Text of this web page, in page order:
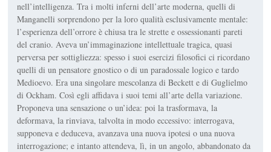
nell’intelligenza. Tra i molti inferni dell’arte moderna, quelli di
Man­ganelli sorprendono per la lo­ro qualità esclusivamente mentale:
l’esperienza dell’or­rore è chiusa tra le strette e os­sessionanti pareti
del cranio. Aveva un’immaginazione in­tellettuale tragica, quasi
perversa per sottigliezza: spesso i suoi esercizi filosofici ci ricor­dano
quelli di un pensatore gnostico o di un paradossale logico e tardo
Medioevo. Era una singolare mescolan­za di Beckett e di Guglielmo
di Ockham. Così egli affidava i suoi temi all’arte della varia­zione.
Proponeva una sensa­zione o un’idea: poi la trasfor­mava, la
deformava, la rinvia­va, talvolta in modo eccessi­vo: interrogava,
supponeva e deduceva, avanzava una nuo­va ipotesi o una nuova
inter­rogazione; e intanto attende­va, lì, in un angolo, abbando­nato da